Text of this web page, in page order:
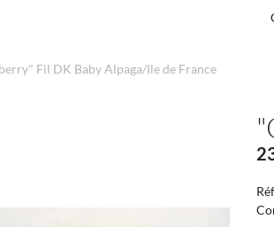
Fil DK Baby Alpaga/Ile de France